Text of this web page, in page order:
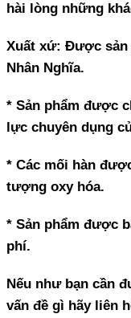
hài lòng những
Xuất xứ: Được sản
Nhân Nghĩa.
* Sản phẩm được
lực chuyên dụng
* Các mối hàn
tượng oxy hóa.
* Sản phẩm được
phí.
Nếu như bạn cần
vấn đề gì hãy liên